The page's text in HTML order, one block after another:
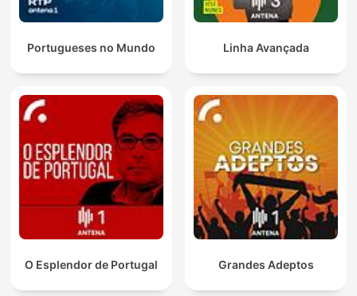
Portugueses no Mundo Linha Avançada
O Esplendor de Portugal Grandes Adeptos